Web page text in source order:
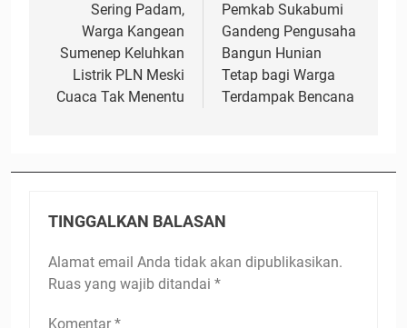
Sering Padam,
Warga Kangean
Sumenep Keluhkan
Listrik PLN Meski
Cuaca Tak Menentu
Pemkab Sukabumi
Gandeng Pengusaha
Bangun Hunian
Tetap bagi Warga
Terdampak Bencana
TINGGALKAN BALASAN
Alamat email Anda tidak akan dipublikasikan.
Ruas yang wajib ditandai *
Komentar *